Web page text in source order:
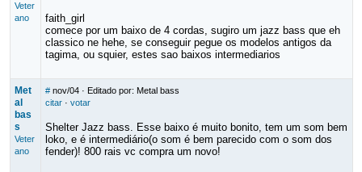
Veter
ano
faith_girl
comece por um baixo de 4 cordas, sugiro um jazz bass que eh
classico ne hehe, se conseguir pegue os modelos antigos da
tagima, ou squier, estes sao baixos intermediarios
Met
al
bas
s
Veter
ano
# nov/04· Editado por: Metal bass
citar· votar
Shelter Jazz bass. Esse baixo é muito bonito, tem um som bem
loko, e é intermediário(o som é bem parecido com o som dos
fender)! 800 rais vc compra um novo!